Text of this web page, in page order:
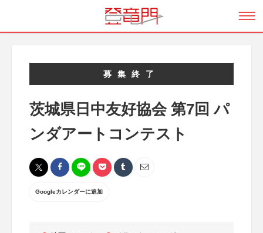
募集終了
茨城県日中友好協会 第7回 パ
ンダアートコンテスト
Googleカレンダーに追加